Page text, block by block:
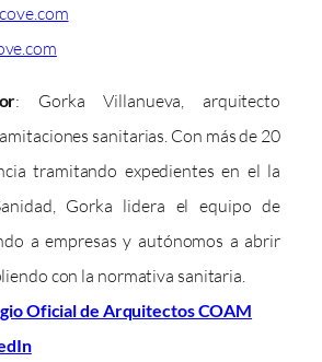
: Gorka Villanueva, arquitecto
sanitarias. Con más de 20
tramitando expedientes en el la
Gorka lidera el equipo de
a empresas y autónomos a abrir
con la normativa sanitaria.
Oficial de Arquitectos COAM